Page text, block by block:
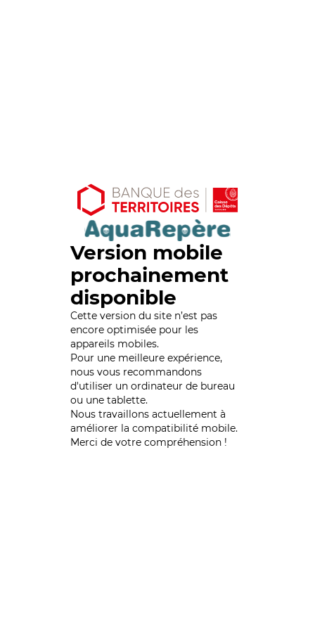
Version mobile
prochainement
disponible
Cette version du site n’est pas
encore optimisée pour les
appareils mobiles.
Pour une meilleure expérience,
nous vous recommandons
d'utiliser un ordinateur de bureau
ou une tablette.
Nous travaillons actuellement à
améliorer la compatibilité mobile.
Merci de votre compréhension !